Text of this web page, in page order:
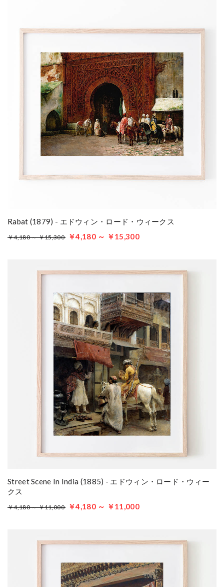
Rabat (1879) - エドウィン・ロード・ウィークス
￥4,180 ～ ￥15,300 ￥4,180 ～ ￥15,300
Street Scene In India (1885) - エドウィン・ロード・ウィー
クス
￥4,180 ～ ￥11,000 ￥4,180 ～ ￥11,000